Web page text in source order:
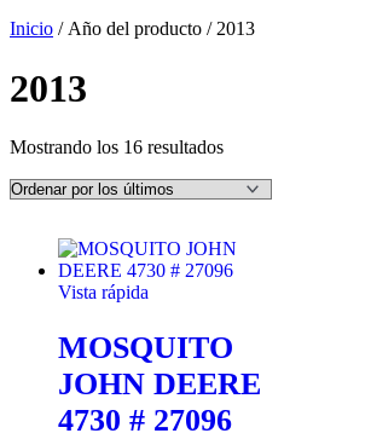
Inicio / Año del producto / 2013
2013
Mostrando los 16 resultadosOrdenado
Vista rápida
MOSQUITO
JOHN DEERE
4730 # 27096